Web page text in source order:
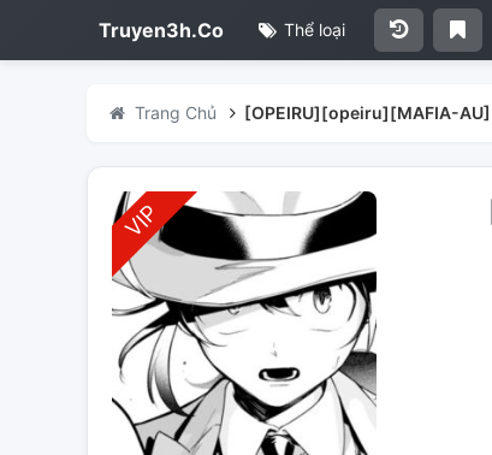
Truyen3h.Co Thể loại
Trang Chủ [OPEIRU][opeiru][MAFIA-